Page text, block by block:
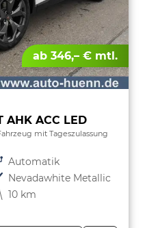
ab 346,– € mtl.
AHK ACC LED
mit Tageszulassung
Getriebe Automatik
Nevadawhite Metallic
10 km